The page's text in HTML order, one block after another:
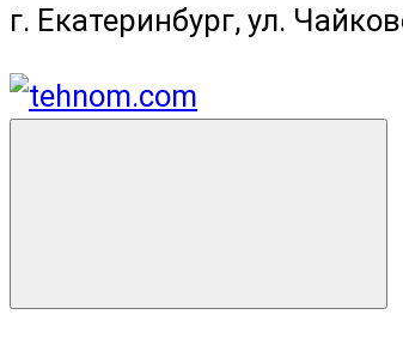
г. Екатеринбург, ул.